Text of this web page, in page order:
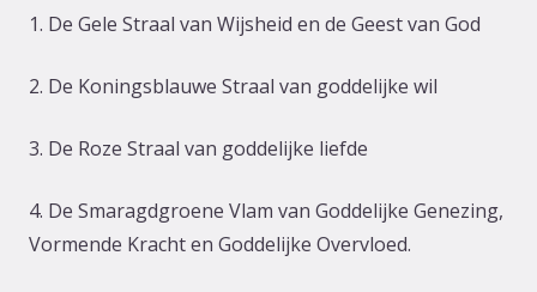
1. De Gele Straal van Wijsheid en de Geest van God
2. De Koningsblauwe Straal van goddelijke wil
3. De Roze Straal van goddelijke liefde
4. De Smaragdgroene Vlam van Goddelijke Genezing,
Vormende Kracht en Goddelijke Overvloed.